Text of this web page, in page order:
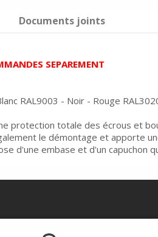
Documents joints
SEPAREMENT
RAL9003 - Noir - Rouge
protection totale des écrous et
le démontage et apporte
d'une embase et d'un capuchon